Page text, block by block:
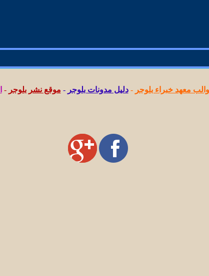
معهد خبراء بلوجر -دليل مدونات بلوجر - موقع نشر بلوجر -